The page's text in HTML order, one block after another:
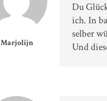
Marjolijn
Du
ich. In
selber
Und